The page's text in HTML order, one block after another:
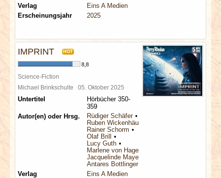
Verlag
Eins A Medien
Erscheinungsjahr
2025
IMPRINT HOT
8,8
Science-Fiction
Michael Brinkschulte 05. Oktober 2025
Untertitel
Hörbücher 350-
359
Autor(en) oder Hrsg.
Rüdiger Schäfer
Ruben Wickenhäuser
Rainer Schorm
Olaf Brill
Lucy Guth
Marlene von Hagen
Jacquelinde Mayerhofer
Antares Bottlinger
Verlag
Eins A Medien